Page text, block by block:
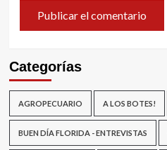
Categorías
AGROPECUARIO A LOS BOTES!
BUEN DÍA FLORIDA - ENTREVISTAS